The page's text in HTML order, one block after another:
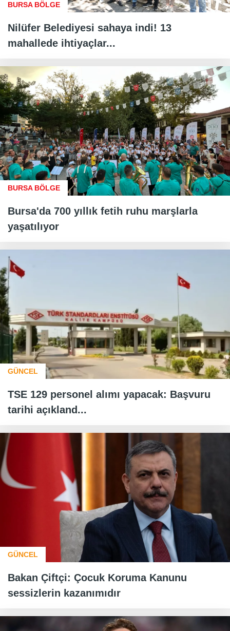
BURSA BÖLGE
Nilüfer Belediyesi sahaya indi! 13
mahallede ihtiyaçlar...
BURSA BÖLGE
Bursa'da 700 yıllık fetih ruhu marşlarla
yaşatılıyor
GÜNCEL
TSE 129 personel alımı yapacak: Başvuru
tarihi açıkland...
GÜNCEL
Bakan Çiftçi: Çocuk Koruma Kanunu
sessizlerin kazanımıdır